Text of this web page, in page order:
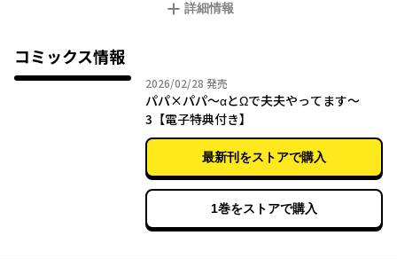
ら――…。
夫夫の暮らしを丁寧に描くオメガバース・ファミリーBL！
詳細情報
コミックス情報
2026/02/28 2026年02月28日
発売
パパ×パパ～αとΩで夫夫やってます～
3【電子特典付き】
最新刊をストアで購入
1巻をストアで購入